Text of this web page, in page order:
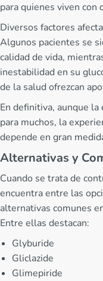
para quienes viven con
Diversos factores
Algunos pacientes se
calidad de vida,
inestabilidad en su
de la salud ofrezcan
En definitiva, aunque
para muchos, la
depende en gran
Alternativas y
Cuando se trata de
encuentra entre las
alternativas comunes
Entre ellas destacan:
Glyburide
Gliclazide
Glimepiride